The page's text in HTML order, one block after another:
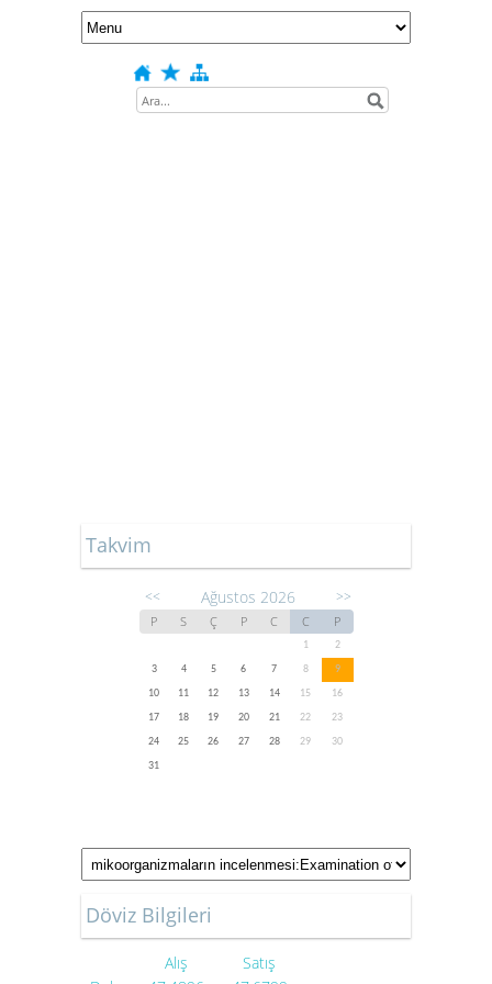
Takvim
<< Ağustos 2026 >>
P S Ç P C C P
1
2
3
4 5 6 7 8
9
10
11 12 13 14 15
16
17
18 19 20 21 22
23
24
25 26 27 28 29
30
31
Döviz Bilgileri
Alış
Satış